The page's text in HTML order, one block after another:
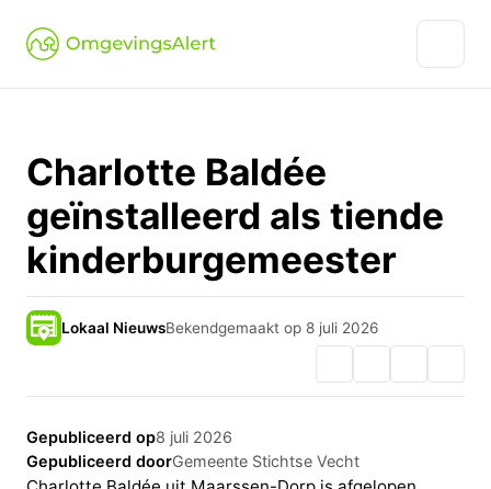
Charlotte Baldée
geïnstalleerd als tiende
kinderburgemeester
Lokaal NieuwsBekendgemaakt op 8 juli 2026
Gepubliceerd op8 juli 2026
Gepubliceerd doorGemeente Stichtse Vecht